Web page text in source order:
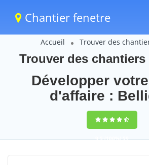
Chantier fenetre
Accueil Trouver des
Trouver des
Développer
d'affaire :
9,5(100%)59
votes